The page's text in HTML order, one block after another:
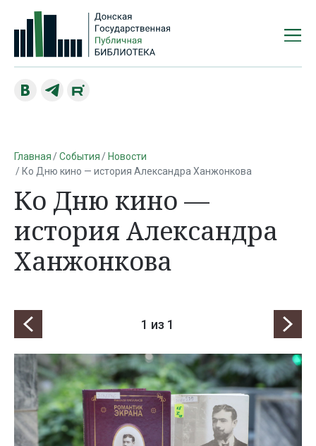
Главная События
Новости
Ко Дню кино — история Александра Ханжонкова
Ко Дню кино —
история Александра
Ханжонкова
1 из 1